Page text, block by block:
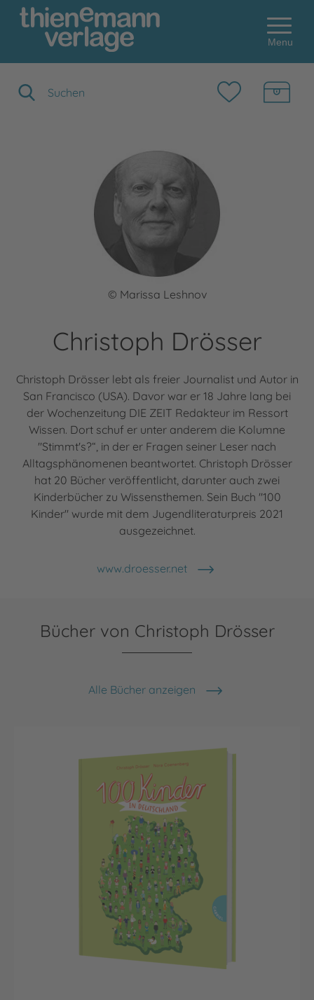
Menu
© Marissa Leshnov
Christoph Drösser
Christoph Drösser lebt als freier Journalist und Autor in
San Francisco (USA). Davor war er 18 Jahre lang bei
der Wochenzeitung DIE ZEIT Redakteur im Ressort
Wissen. Dort schuf er unter anderem die Kolumne
"Stimmt's?“, in der er Fragen seiner Leser nach
Alltagsphänomenen beantwortet. Christoph Drösser
hat 20 Bücher veröffentlicht, darunter auch zwei
Kinderbücher zu Wissensthemen. Sein Buch "100
Kinder" wurde mit dem Jugendliteraturpreis 2021
ausgezeichnet.
www.droesser.net
Bücher von Christoph Drösser
Alle Bücher anzeigen